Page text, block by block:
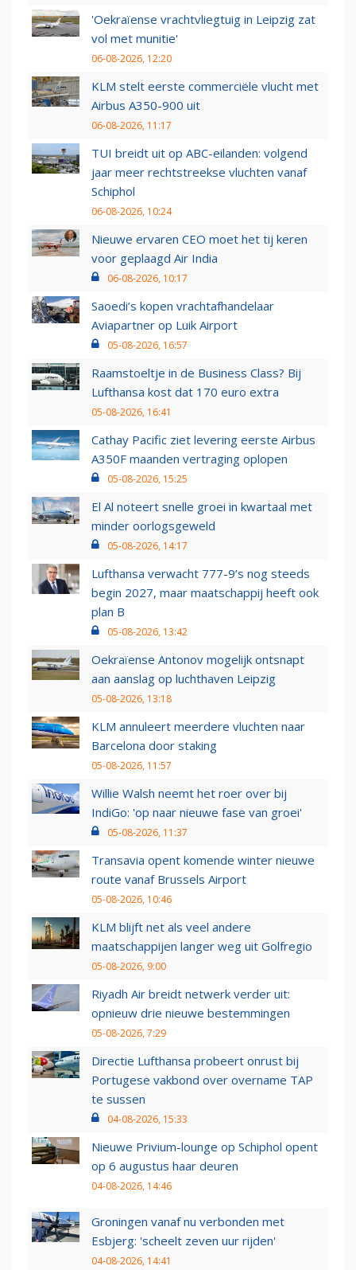
'Oekraïense vrachtvliegtuig in Leipzig zat
vol met munitie'
06-08-2026, 12:20
KLM stelt eerste commerciële vlucht met
Airbus A350-900 uit
06-08-2026, 11:17
TUI breidt uit op ABC-eilanden: volgend
jaar meer rechtstreekse vluchten vanaf
Schiphol
06-08-2026, 10:24
Nieuwe ervaren CEO moet het tij keren
voor geplaagd Air India
06-08-2026, 10:17
Saoedi’s kopen vrachtafhandelaar
Aviapartner op Luik Airport
05-08-2026, 16:57
Raamstoeltje in de Business Class? Bij
Lufthansa kost dat 170 euro extra
05-08-2026, 16:41
Cathay Pacific ziet levering eerste Airbus
A350F maanden vertraging oplopen
05-08-2026, 15:25
El Al noteert snelle groei in kwartaal met
minder oorlogsgeweld
05-08-2026, 14:17
Lufthansa verwacht 777-9’s nog steeds
begin 2027, maar maatschappij heeft ook
plan B
05-08-2026, 13:42
Oekraïense Antonov mogelijk ontsnapt
aan aanslag op luchthaven Leipzig
05-08-2026, 13:18
KLM annuleert meerdere vluchten naar
Barcelona door staking
05-08-2026, 11:57
Willie Walsh neemt het roer over bij
IndiGo: 'op naar nieuwe fase van groei'
05-08-2026, 11:37
Transavia opent komende winter nieuwe
route vanaf Brussels Airport
05-08-2026, 10:46
KLM blijft net als veel andere
maatschappijen langer weg uit Golfregio
05-08-2026, 9:00
Riyadh Air breidt netwerk verder uit:
opnieuw drie nieuwe bestemmingen
05-08-2026, 7:29
Directie Lufthansa probeert onrust bij
Portugese vakbond over overname TAP
te sussen
04-08-2026, 15:33
Nieuwe Privium-lounge op Schiphol opent
op 6 augustus haar deuren
04-08-2026, 14:46
Groningen vanaf nu verbonden met
Esbjerg: 'scheelt zeven uur rijden'
04-08-2026, 14:41